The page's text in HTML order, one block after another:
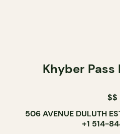
Khyber
$$
506 AVENUE DULUTH
+1 514-